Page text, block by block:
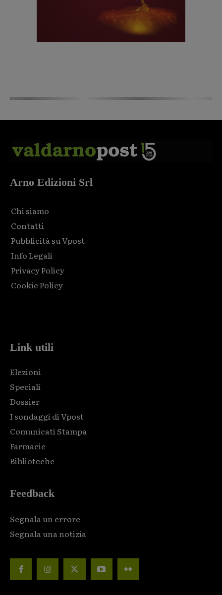
Arno Edizioni Srl
Chi siamo
Contatti
Pubblicità su Vpost
Info Legali
Privacy Policy
Cookie Policy
Link utili
Elezioni
Speciali
Dossier
I sondaggi di Vpost
Comunicati Stampa
Farmacie
Biblioteche
Feedback
Segnala un errore
Segnala una notizia